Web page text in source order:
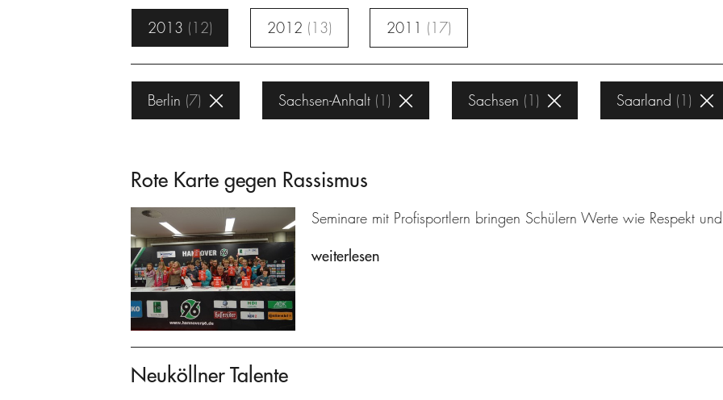
2013 12 2012 13 2011 17
Berlin 7 Sachsen-Anhalt 1 Sachsen 1 Saarland 1
Rote Karte gegen Rassismus
Seminare mit Profisportlern bringen Schülern Werte wie Respekt
weiterlesen
Neuköllner Talente